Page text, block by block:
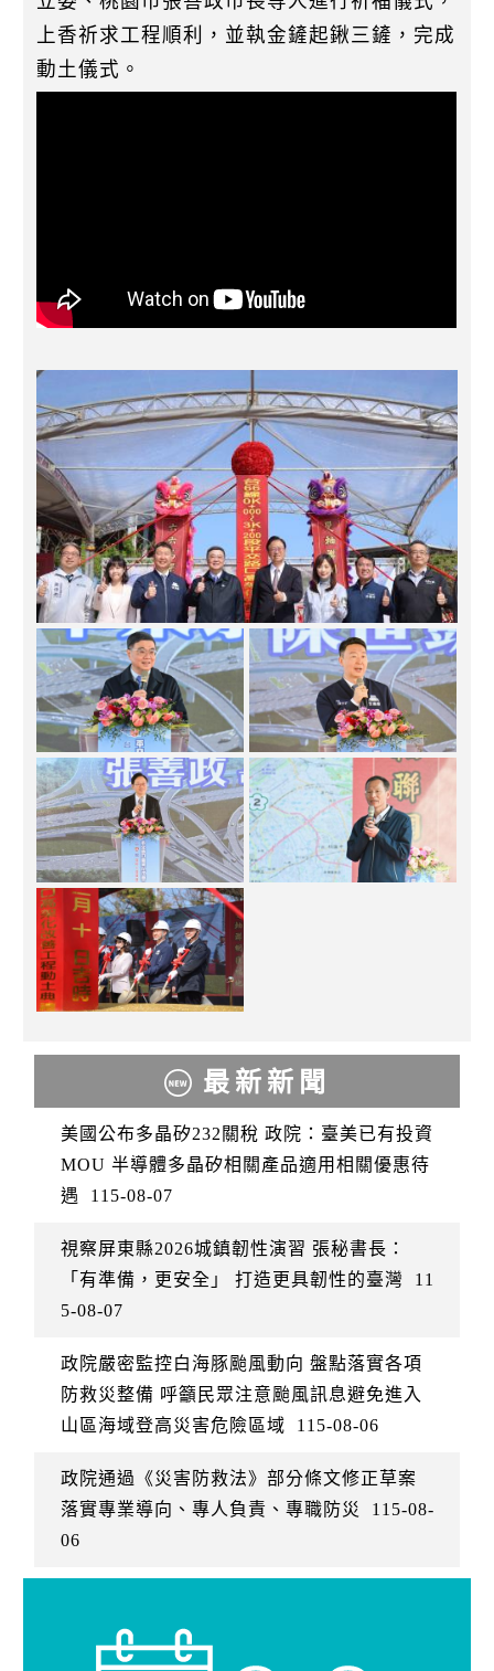
上香祈求工程順利，並執金鏟起鍬三鏟，完成
動土儀式。
最新新聞
美國公布多晶矽232關稅 政院：臺美已有投資
MOU 半導體多晶矽相關產品適用相關優惠待
遇
115-08-07
視察屏東縣2026城鎮韌性演習 張秘書長：
「有準備，更安全」 打造更具韌性的臺灣
11
5-08-07
政院嚴密監控白海豚颱風動向 盤點落實各項
防救災整備 呼籲民眾注意颱風訊息避免進入
山區海域登高災害危險區域
115-08-06
政院通過《災害防救法》部分條文修正草案
落實專業導向、專人負責、專職防災
115-08-
06